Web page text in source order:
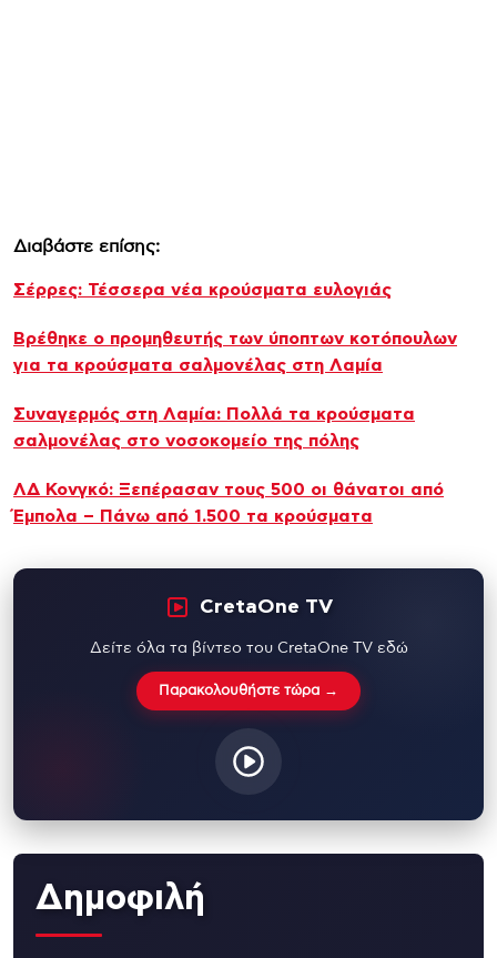
Διαβάστε επίσης:
Σέρρες: Τέσσερα νέα κρούσματα ευλογιάς
Βρέθηκε ο προμηθευτής των ύποπτων κοτόπουλων
για τα κρούσματα σαλμονέλας στη Λαμία
Συναγερμός στη Λαμία: Πολλά τα κρούσματα
σαλμονέλας στο νοσοκομείο της πόλης
ΛΔ Κονγκό: Ξεπέρασαν τους 500 οι θάνατοι από
Έμπολα – Πάνω από 1.500 τα κρούσματα
CretaOne TV
Δείτε όλα τα βίντεο του CretaOne TV εδώ
Παρακολουθήστε τώρα →
Δημοφιλή